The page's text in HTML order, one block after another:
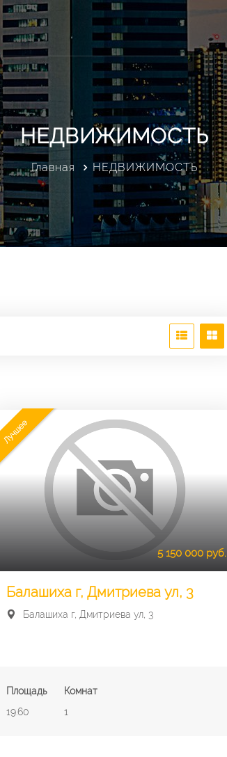
НЕДВИЖИМОСТЬ
Главная НЕДВИЖИМОСТЬ
Лучшее
5 150 000 руб.
Балашиха г, Дмитриева ул, 3
Балашиха г, Дмитриева ул, 3
Площадь
19.60
Комнат
1